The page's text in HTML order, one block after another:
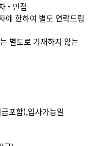
- 면접
에 한하여 별도 연락드립
별도로 기재하지 않는
포함),입사가능일